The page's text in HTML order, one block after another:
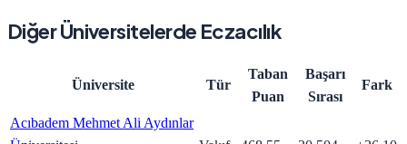
Diğer Üniversitelerde Eczacılık
Üniversite Tür
Taban
Puan
Başarı
Sırası
Fark
Acıbadem Mehmet Ali Aydınlar